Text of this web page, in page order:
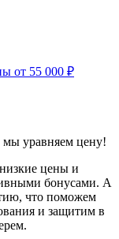
от 55 000 ₽
уравняем цену!
цены и
бонусами. А
что поможем
и защитим в